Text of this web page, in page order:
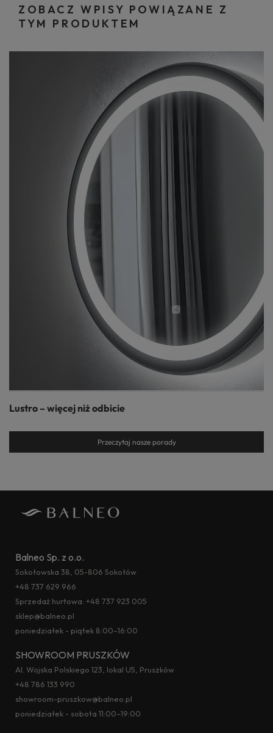
ZOBACZ WPISY POWIĄZANE Z
TYM PRODUKTEM
Lustro – więcej niż odbicie
Przeczytaj nasze porady
Balneo Sp. z o.o.
Sokołowska 38, 05-806 Sokołów
+48 737 629 966
Sprzedaż hurtowa: +48 737 923 005
sklep@balneo.pl
poniedziałek - piątek 8:00–16:00
SHOWROOM PRUSZKÓW
Al. Wojska Polskiego 123, lokal U5, Pruszków
+48 786 133 990
showroom-pruszkow@balneo.pl
poniedziałek - sobota 11:00–19:00